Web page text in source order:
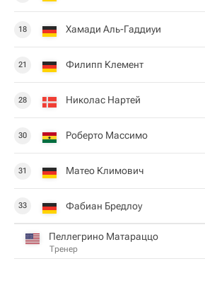
18 Хамади Аль-Гаддиуи
21 Филипп Клемент
28 Николас Нартей
30 Роберто Массимо
31 Матео Климович
33 Фабиан Бредлоу
Пеллегрино Матараццо
Тренер